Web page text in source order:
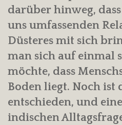
darüber hinweg,
uns umfassenden
Düsteres mit sich
man sich auf einmal
möchte, dass
Boden liegt. Noch ist
entschieden, und
indischen